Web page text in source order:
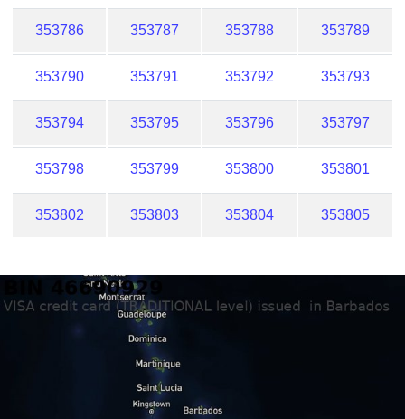
353786 353787 353788 353789
353790 353791 353792 353793
353794 353795 353796 353797
353798 353799 353800 353801
353802 353803 353804 353805